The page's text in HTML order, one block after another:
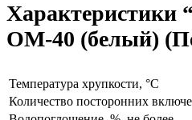
Характеристики
ОМ-40 (белый)
Температура хрупкости, °С
Количество посторонних